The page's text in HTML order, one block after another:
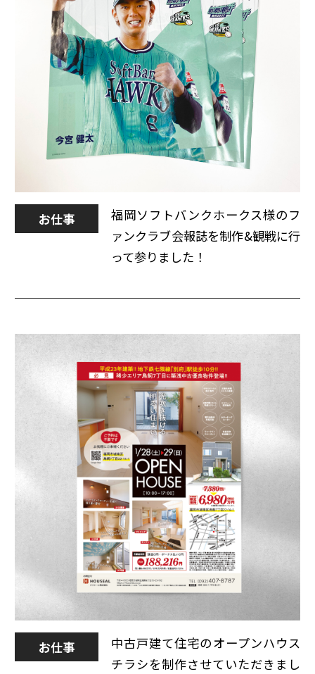
福岡ソフトバンクホークス様のフ
ァンクラブ会報誌を制作&観戦に行
って参りました！
お仕事
中古戸建て住宅のオープンハウス
チラシを制作させていただきまし
お仕事